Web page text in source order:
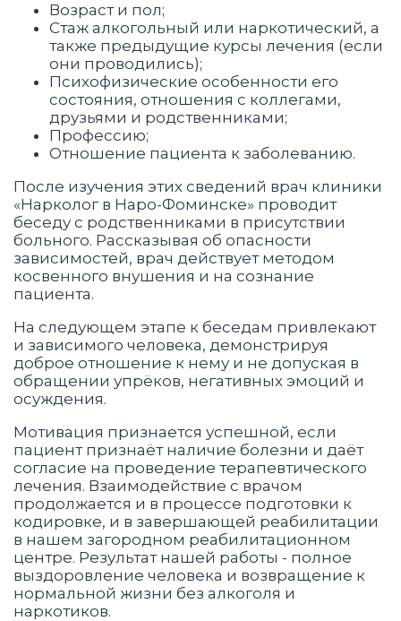
Возраст и пол;
Стаж алкогольный или наркотический, а
также предыдущие курсы лечения (если
они проводились);
Психофизические особенности его
состояния, отношения с коллегами,
друзьями и родственниками;
Профессию;
Отношение пациента к заболеванию.
После изучения этих сведений врач клиники
«Нарколог в Наро-Фоминске» проводит
беседу с родственниками в присутствии
больного. Рассказывая об опасности
зависимостей, врач действует методом
косвенного внушения и на сознание
пациента.
На следующем этапе к беседам привлекают
и зависимого человека, демонстрируя
доброе отношение к нему и не допуская в
обращении упрёков, негативных эмоций и
осуждения.
Мотивация признается успешной, если
пациент признаёт наличие болезни и даёт
согласие на проведение терапевтического
лечения. Взаимодействие с врачом
продолжается и в процессе подготовки к
кодировке, и в завершающей реабилитации
в нашем загородном реабилитационном
центре. Результат нашей работы - полное
выздоровление человека и возвращение к
нормальной жизни без алкоголя и
наркотиков.